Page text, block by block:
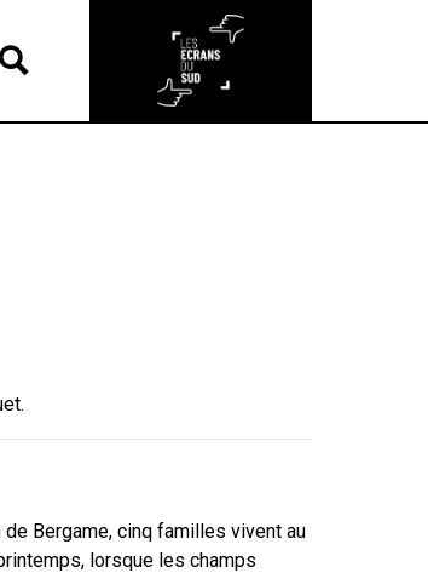
Bergame, cinq familles vivent au
lorsque les champs